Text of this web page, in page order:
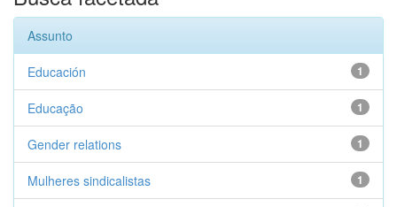
Assunto
1
Educación
1
Educação
1
Gender relations
1
Mulheres sindicalistas